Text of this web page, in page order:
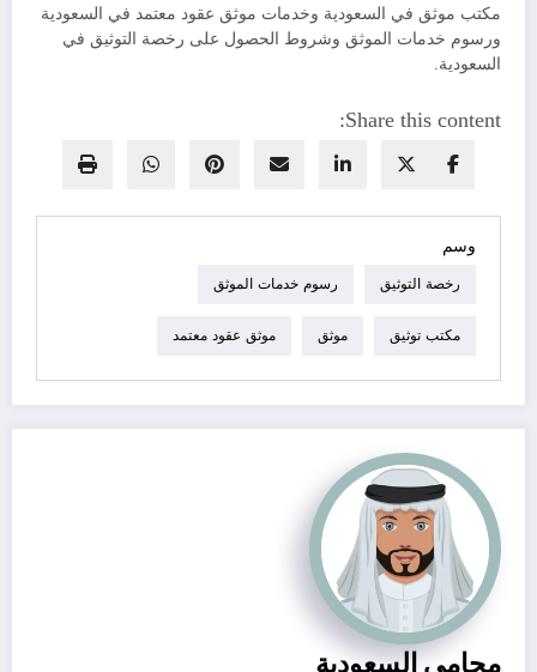
مكتب موثق في السعودية وخدمات موثق عقود معتمد في السعودية
ورسوم خدمات الموثق وشروط الحصول على رخصة التوثيق في
السعودية.
Share this content:
وسم
رخصة التوثيق رسوم خدمات الموثق
مكتب توثيق موثق موثق عقود معتمد
محامي السعودية